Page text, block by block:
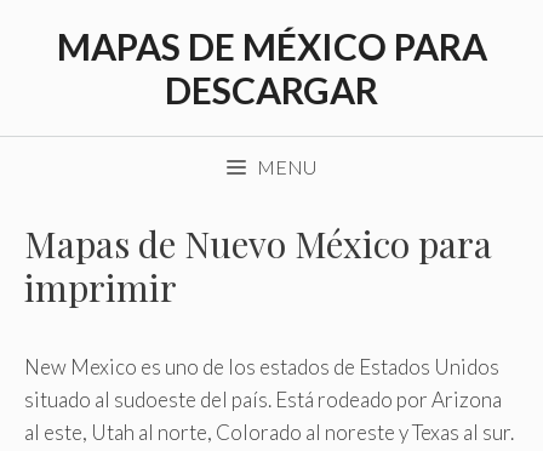
MAPAS DE MÉXICO PARA
DESCARGAR
MENU
Mapas de Nuevo México para
imprimir
New Mexico es uno de los estados de Estados Unidos
situado al sudoeste del país. Está rodeado por Arizona
al este, Utah al norte, Colorado al noreste y Texas al sur.